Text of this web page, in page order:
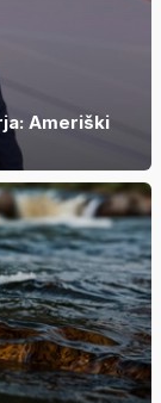
Ameriški